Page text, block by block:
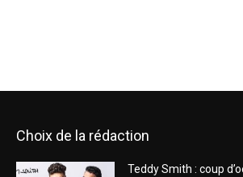
Choix de la rédaction
Teddy Smith : coup